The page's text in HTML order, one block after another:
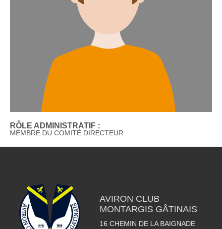
RÔLE ADMINISTRATIF :
MEMBRE DU COMITÉ DIRECTEUR
AVIRON CLUB
MONTARGIS GÂTINAIS
16 CHEMIN DE LA BAIGNADE